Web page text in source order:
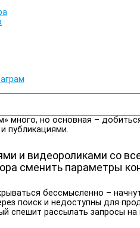
много, но основная –
и публикациями.
и видеороликами со
сменить параметры
бессмысленно –
поиск и недоступны для
спешит рассылать запросы на